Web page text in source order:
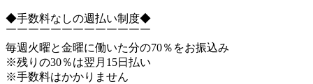
◆手数料なしの週払い制度◆
￣￣￣￣￣￣￣￣￣￣￣￣￣
毎週火曜と金曜に働いた分の70％をお振込み
※残りの30％は翌月15日払い
※手数料はかかりません